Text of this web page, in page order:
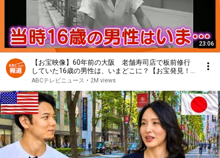
23:06
【お宝映像】60年前の大阪 老舗寿司店で板前修行
していた16歳の男性は、いまどこに？【お宝発見！
関西いまむかし】
ABCテレビニュース • 2M views